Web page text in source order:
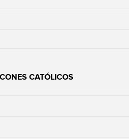
CATÓLICOS